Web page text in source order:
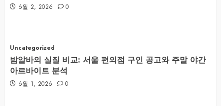
6월 2, 2026 0
Uncategorized
밤알바의 실질 비교: 서울 편의점 구인 공고와 주말 야간
아르바이트 분석
6월 1, 2026 0